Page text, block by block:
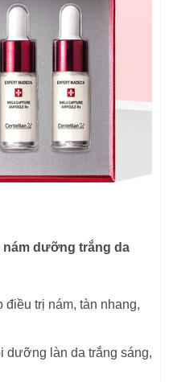
dưỡng trắng da
điều trị nám, tàn nhang,
dưỡng làn da trắng sáng,